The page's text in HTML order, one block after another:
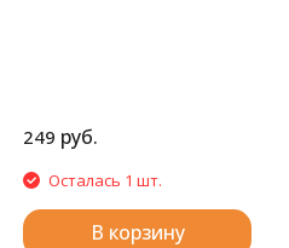
249 руб.
Осталась 1 шт.
В корзину